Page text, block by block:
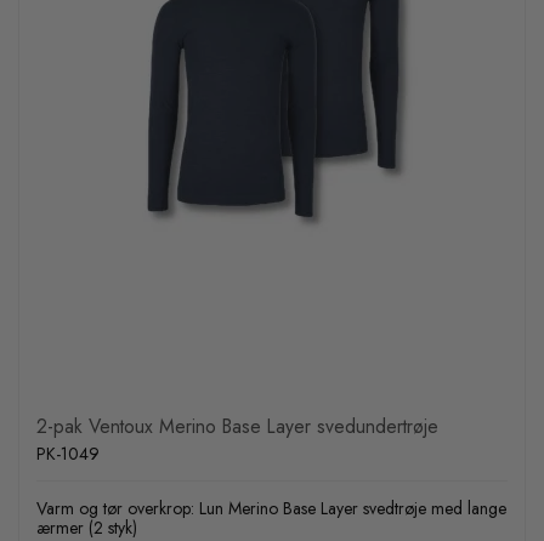
2-pak Ventoux Merino Base Layer svedundertrøje
PK-1049
Varm og tør overkrop: Lun Merino Base Layer svedtrøje med lange
ærmer (2 styk)